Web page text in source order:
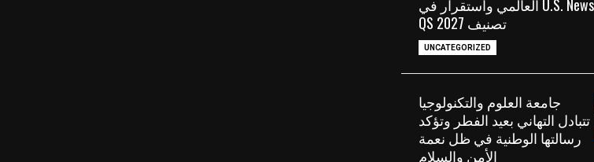
U.S. News العالمي واستقرار في
تصنيف QS 2027
UNCATEGORIZED
جامعة العلوم والتكنولوجيا
تتبادل التهاني بعيد الفطر وتؤكد
رسالتها الوطنية في ظل نعمة
الأمن والسلام